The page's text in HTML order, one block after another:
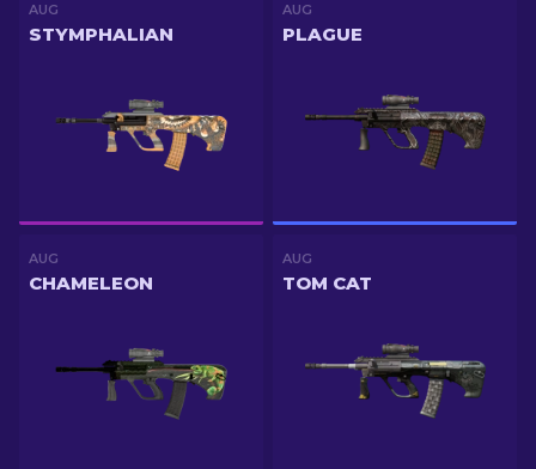
AUG
STYMPHALIAN
AUG
PLAGUE
AUG
CHAMELEON
AUG
TOM CAT